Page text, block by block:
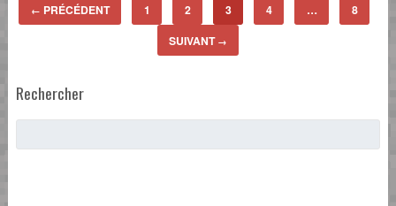
← PRÉCÉDENT 1 2 3 4 …
8
SUIVANT →
Rechercher